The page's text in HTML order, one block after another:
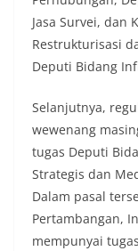
Jasa Survei, dan
Restrukturisasi
Deputi Bidang
Selanjutnya,
wewenang
tugas Deputi
Strategis dan
Dalam pasal
Pertambangan,
mempunyai